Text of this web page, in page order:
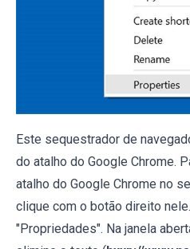
Este sequestrador de
do atalho do Google Chrome.
atalho do Google Chrome no
clique com o botão direito
"Propriedades". Na janela